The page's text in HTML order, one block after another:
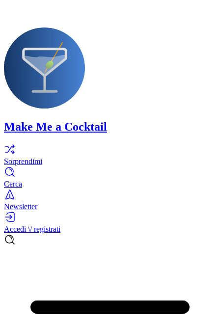
Make Me a Cocktail
Sorprendimi
Cerca
Newsletter
Accedi \/ registrati